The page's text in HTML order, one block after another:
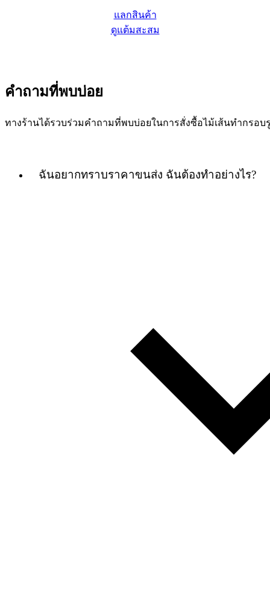
แลกสินค้า
ดูแต้มสะสม
คำถามที่พบบ่อย
ทางร้านได้รวบร่วมคำถามที่พบบ่อยในการสั่งซื้อไม้เส้นทำกรอ
ฉันอยากทราบราคาขนส่ง ฉันต้องทำอย่างไร?